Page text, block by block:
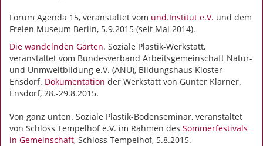
Forum Agenda 15, veranstaltet vom und.Institut e.V. und dem
Freien Museum Berlin, 5.9.2015 (seit Mai 2014).
Die wandelnden Gärten. Soziale Plastik-Werkstatt,
veranstaltet vom Bundesverband Arbeitsgemeinschaft Natur-
und Unmweltbildung e.V. (ANU), Bildungshaus Kloster
Ensdorf. Dokumentation der Werkstatt von Günter Klarner.
Ensdorf, 28.-29.8.2015.
Von ganz unten. Soziale Plastik-Bodenseminar, veranstaltet
von Schloss Tempelhof e.V. im Rahmen des Sommerfestivals
in Gemeinschaft, Schloss Tempelhof, 5.8.2015.